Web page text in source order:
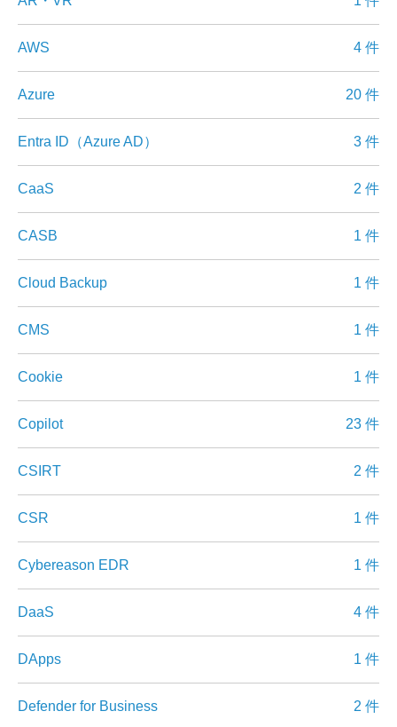
AWS 4 件
Azure 20 件
Entra ID（Azure AD） 3 件
CaaS 2 件
CASB 1 件
Cloud Backup 1 件
CMS 1 件
Cookie 1 件
Copilot 23 件
CSIRT 2 件
CSR 1 件
Cybereason EDR 1 件
DaaS 4 件
DApps 1 件
Defender for Business 2 件